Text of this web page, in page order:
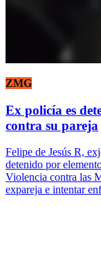
ZMG
Ex policía es
contra su pareja
Felipe de Jesús R,
detenido por
Violencia contra las
expareja e intentar